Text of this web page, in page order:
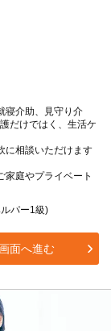
寝介助、見守り介
だけではく、生活ケ
に相談いただけます
家庭やプライベート
パー1級)
面へ進む